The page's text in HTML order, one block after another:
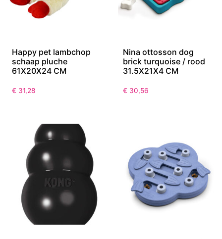
Happy pet lambchop
schaap pluche
61X20X24 CM
€ 31,28
Nina ottosson dog
brick turquoise / rood
31.5X21X4 CM
€ 30,56